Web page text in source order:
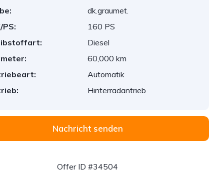
dk.graumet.
PS:
160 PS
Diesel
60,000 km
Automatik
Hinterradantrieb
Nachricht senden
Offer ID #34504